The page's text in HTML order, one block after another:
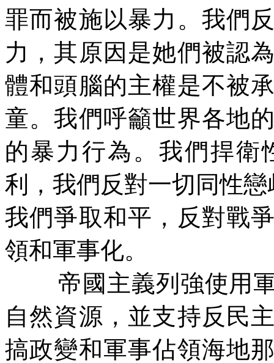
罪而被施以暴力。我們
力，其原因是她們被認
體和頭腦的主權是不被
童。我們呼籲世界各地
的暴力行為。我們捍衛
利，我們反對一切同性
我們爭取和平，反對戰
領和軍事化。
帝國主義列強使用
自然資源，並支持反民
搞政變和軍事佔領海地